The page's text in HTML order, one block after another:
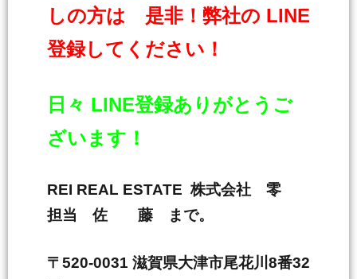
しの方は 是非！弊社の LINE
登録してください！
日々 LINE登録ありがとうご
ざいます！
REI REAL ESTATE 株式会社 零
担当 佐 藤 まで。
〒520-0031 滋賀県大津市尾花川8番32